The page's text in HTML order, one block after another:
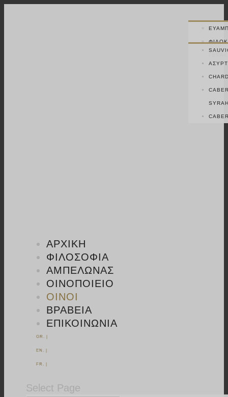
ΑΡΧΙΚΉ
ΦΙΛΟΣΟΦΊΑ
ΑΜΠΕΛΏΝΑΣ
ΟΙΝΟΠΟΙΕΊΟ
ΟΊΝΟΙ
ΒΡΑΒΕΊΑ
ΕΠΙΚΟΙΝΩΝΊΑ
GR. |
EN. |
FR. |
Select Page